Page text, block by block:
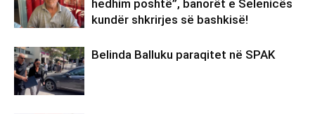
hedhim poshtë”, banorët e Selenicës
kundër shkrirjes së bashkisë!
Belinda Balluku paraqitet në SPAK